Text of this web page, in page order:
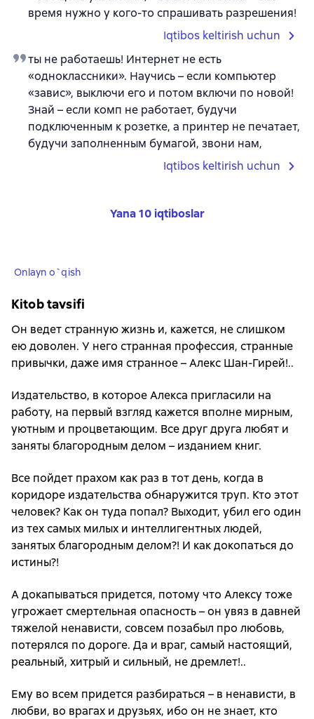
время нужно у кого-то спрашивать разрешения!
Iqtibos keltirish uchun
ты не работаешь! Интернет не есть
«одноклассники». Научись – если компьютер
«завис», выключи его и потом включи по новой!
Знай – если комп не работает, будучи
подключенным к розетке, а принтер не печатает,
будучи заполненным бумагой, звони нам,
Iqtibos keltirish uchun
Yana 10 iqtiboslar
Onlayn o`qish
Kitob tavsifi
Он ведет странную жизнь и, кажется, не слишком
ею доволен. У него странная профессия, странные
привычки, даже имя странное – Алекс Шан-Гирей!..
Издательство, в которое Алекса пригласили на
работу, на первый взгляд кажется вполне мирным,
уютным и процветающим. Все друг друга любят и
заняты благородным делом – изданием книг.
Все пойдет прахом как раз в тот день, когда в
коридоре издательства обнаружится труп. Кто этот
человек? Как он туда попал? Выходит, убил его один
из тех самых милых и интеллигентных людей,
занятых благородным делом?! И как докопаться до
истины?!
А докапываться придется, потому что Алексу тоже
угрожает смертельная опасность – он увяз в давней
тяжелой ненависти, совсем позабыл про любовь,
потерялся по дороге. Да и враг, самый настоящий,
реальный, хитрый и сильный, не дремлет!..
Ему во всем придется разбираться – в ненависти, в
любви, во врагах и друзьях, ибо он не знает, кто